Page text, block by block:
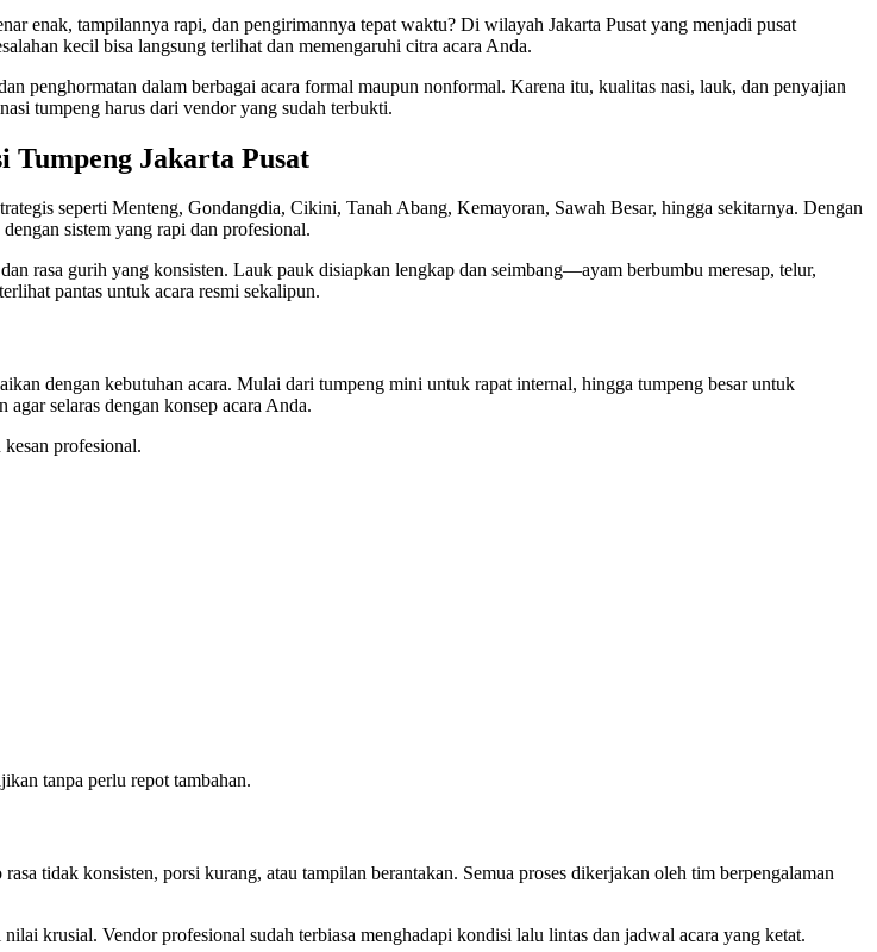
enak, tampilannya rapi, dan pengirimannya tepat waktu? Di wilayah Jakarta Pusat yang menjadi pusat
kecil bisa langsung terlihat dan memengaruhi citra acara Anda.
penghormatan dalam berbagai acara formal maupun nonformal. Karena itu, kualitas nasi, lauk, dan penyajian
tumpeng harus dari vendor yang sudah terbukti.
Tumpeng Jakarta Pusat
seperti Menteng, Gondangdia, Cikini, Tanah Abang, Kemayoran, Sawah Besar, hingga sekitarnya. Dengan
sistem yang rapi dan profesional.
rasa gurih yang konsisten. Lauk pauk disiapkan lengkap dan seimbang—ayam berbumbu meresap, telur,
pantas untuk acara resmi sekalipun.
dengan kebutuhan acara. Mulai dari tumpeng mini untuk rapat internal, hingga tumpeng besar untuk
selaras dengan konsep acara Anda.
profesional.
tanpa perlu repot tambahan.
tidak konsisten, porsi kurang, atau tampilan berantakan. Semua proses dikerjakan oleh tim berpengalaman
krusial. Vendor profesional sudah terbiasa menghadapi kondisi lalu lintas dan jadwal acara yang ketat.